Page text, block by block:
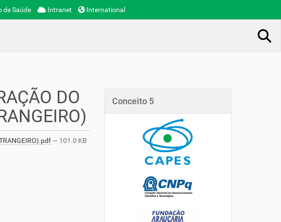
de Saúde Intranet International
DO
— 101.0 KB
Conceito 5